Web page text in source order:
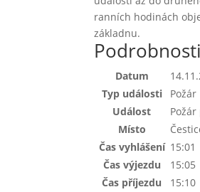
ranních hodinách
základnu.
Datum
Typ události
Požár
Událost
Místo
Čas vyhlášení 15:01
Čas výjezdu
15:05
Čas příjezdu
15:10